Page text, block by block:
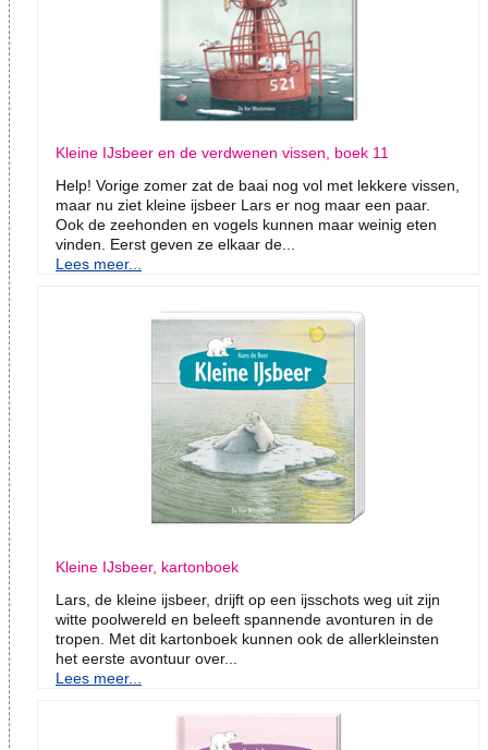
Kleine IJsbeer en de verdwenen vissen, boek 11
Help! Vorige zomer zat de baai nog vol met lekkere vissen,
maar nu ziet kleine ijsbeer Lars er nog maar een paar.
Ook de zeehonden en vogels kunnen maar weinig eten
vinden. Eerst geven ze elkaar de...
Lees meer...
Kleine IJsbeer, kartonboek
Lars, de kleine ijsbeer, drijft op een ijsschots weg uit zijn
witte poolwereld en beleeft spannende avonturen in de
tropen. Met dit kartonboek kunnen ook de allerkleinsten
het eerste avontuur over...
Lees meer...